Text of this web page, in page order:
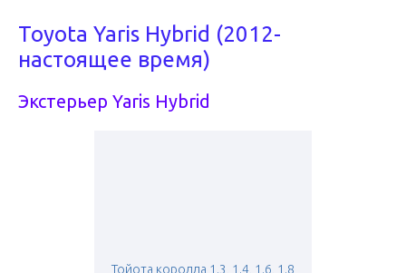
Toyota Yaris Hybrid (2012-
настоящее время)
Экстерьер Yaris Hybrid
Тойота королла 1.3, 1.4, 1.6, 1.8